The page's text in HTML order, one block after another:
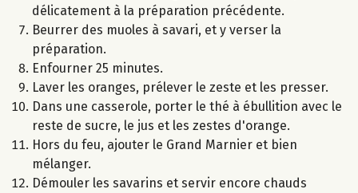
délicatement à la préparation précédente.
Beurrer des muoles à savari, et y verser la
préparation.
Enfourner 25 minutes.
Laver les oranges, prélever le zeste et les presser.
Dans une casserole, porter le thé à ébullition avec le
reste de sucre, le jus et les zestes d'orange.
Hors du feu, ajouter le Grand Marnier et bien
mélanger.
Démouler les savarins et servir encore chauds